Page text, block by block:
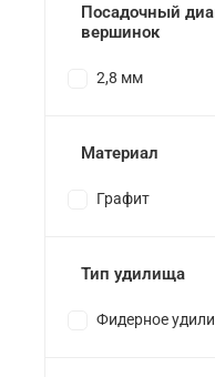
Посадочный
вершинок
2,8 мм
Материал
Графит
Тип удилища
Фидерное